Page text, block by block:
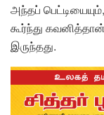
அந்தப்
கூர்ந்து
இருந்தது.